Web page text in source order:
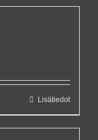
Lisätiedot